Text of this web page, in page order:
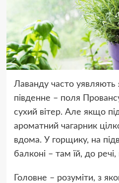
Лаванду часто уявляють
південне – поля
сухий вітер. Але якщо
ароматний чагарник
вдома. У горщику, на
балконі – там їй, до
Головне – розуміти, з